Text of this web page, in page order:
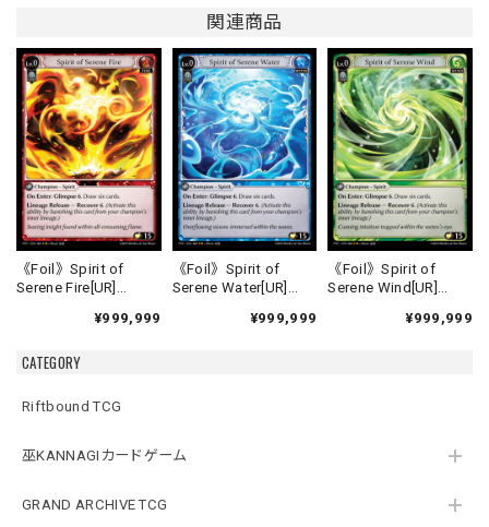
CATEGORY
Riftbound TCG
巫KANNAGIカードゲーム
GRAND ARCHIVE TCG
関連商品
《Foil》Spirit of
Serene Fire[UR]
¥999,999
《Foil》Spirit of
Serene Water[UR]
¥999,999
《Foil》Spirit of
Serene Wind[UR]
¥999,999